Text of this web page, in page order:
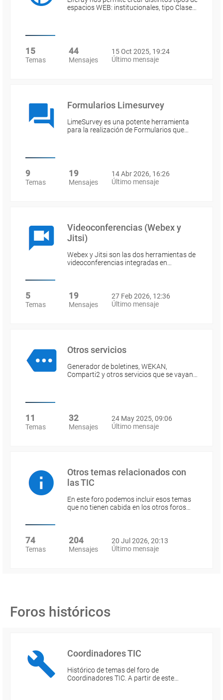
espacios WEB: institucionales, tipo Clase…
15
Temas
44
Mensajes
15 Oct 2025, 19:24
Último mensaje
Formularios Limesurvey
LimeSurvey es una potente herramienta
para la realización de Formularios que…
9
Temas
19
Mensajes
14 Abr 2026, 16:26
Último mensaje
Videoconferencias (Webex y
Jitsi)
Webex y Jitsi son las dos herramientas de
videoconferencias integradas en…
5
Temas
19
Mensajes
27 Feb 2026, 12:36
Último mensaje
Otros servicios
Generador de boletines, WEKAN,
Comparti2 y otros servicios que se vayan…
11
Temas
32
Mensajes
24 May 2025, 09:06
Último mensaje
Otros temas relacionados con
las TIC
En este foro podemos incluir esos temas
que no tienen cabida en los otros foros…
74
Temas
204
Mensajes
20 Jul 2026, 20:13
Último mensaje
Foros históricos
Coordinadores TIC
Histórico de temas del foro de
Coordinadores TIC. A partir de este…